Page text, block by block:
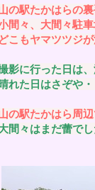
の駅たかはらの
間々、大間々駐
どこもヤマツツジ
影に行った日は
れた日はさぞや
の駅たかはら周
間々はまだ蕾で